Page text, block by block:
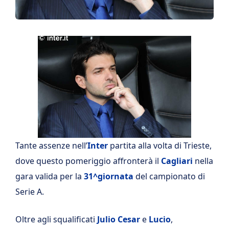
Tante assenze nell’Inter partita alla volta di Trieste,
dove questo pomeriggio affronterà il Cagliari nella
gara valida per la 31^giornata del campionato di
Serie A.
Oltre agli squalificati Julio Cesare Lucio,